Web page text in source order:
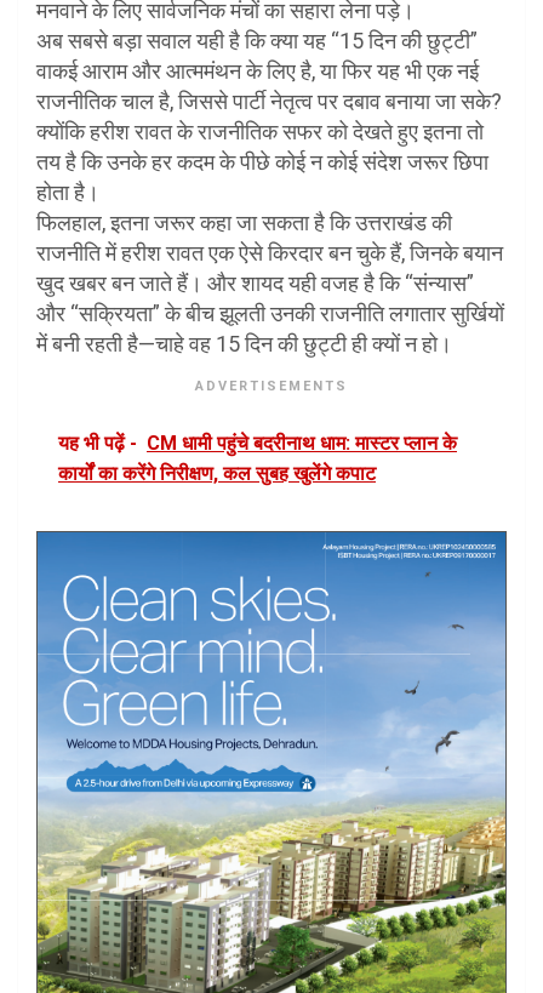
मनवाने के लिए सार्वजनिक मंचों का सहारा लेना पड़े।
अब सबसे बड़ा सवाल यही है कि क्या यह “15 दिन की छुट्टी”
वाकई आराम और आत्ममंथन के लिए है, या फिर यह भी एक नई
राजनीतिक चाल है, जिससे पार्टी नेतृत्व पर दबाव बनाया जा सके?
क्योंकि हरीश रावत के राजनीतिक सफर को देखते हुए इतना तो
तय है कि उनके हर कदम के पीछे कोई न कोई संदेश जरूर छिपा
होता है।
फिलहाल, इतना जरूर कहा जा सकता है कि उत्तराखंड की
राजनीति में हरीश रावत एक ऐसे किरदार बन चुके हैं, जिनके बयान
खुद खबर बन जाते हैं। और शायद यही वजह है कि “संन्यास”
और “सक्रियता” के बीच झूलती उनकी राजनीति लगातार सुर्खियों
में बनी रहती है—चाहे वह 15 दिन की छुट्टी ही क्यों न हो।
ADVERTISEMENTS
यह भी पढ़ें - CM धामी पहुंचे बदरीनाथ धाम: मास्टर प्लान के
कार्यों का करेंगे निरीक्षण, कल सुबह खुलेंगे कपाट